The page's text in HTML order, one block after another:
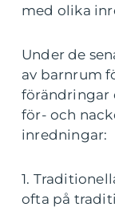
med olika
Under de
av barnrum
förändringar
för- och
inredningar:
1.
ofta på